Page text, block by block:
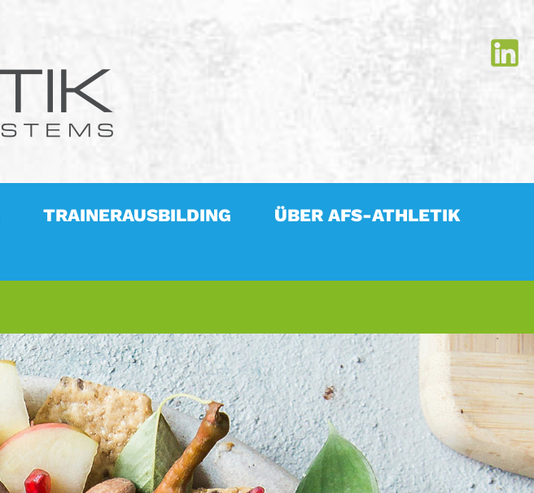
TRAINERAUSBILDING
ÜBER AFS-ATHLETIK